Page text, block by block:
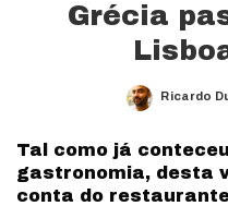
Grécia
Posted
Ricardo
Tal como já
gastronomia, desta
conta do